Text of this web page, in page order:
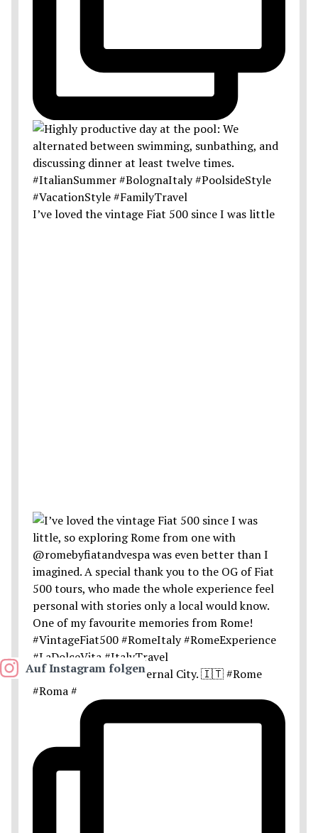
I’ve loved the vintage Fiat 500 since I was little
Postcards from the Eternal City. 🇮🇹 #Rome
#Roma #
Auf Instagram folgen